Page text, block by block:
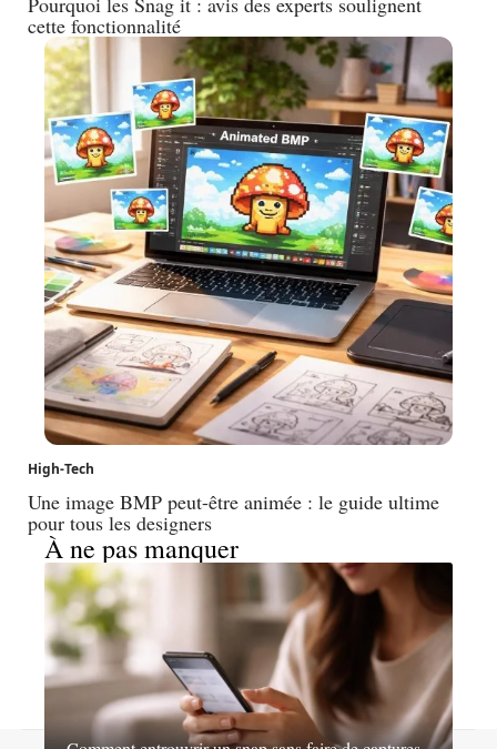
cette fonctionnalité
High-Tech
Une image BMP peut-être animée : le guide ultime
pour tous les designers
À ne pas manquer